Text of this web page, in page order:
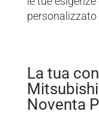
personalizzato
La tua
Noventa